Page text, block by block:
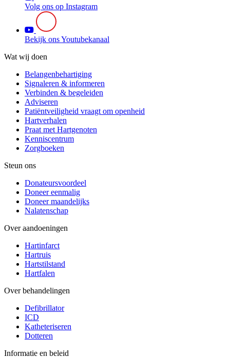
Volg ons op Instagram
Bekijk ons Youtubekanaal
Wat wij doen
Belangenbehartiging
Signaleren & informeren
Verbinden & begeleiden
Adviseren
Patiëntveiligheid vraagt om openheid
Hartverhalen
Praat met Hartgenoten
Kenniscentrum
Zorgboeken
Steun ons
Donateursvoordeel
Doneer eenmalig
Doneer maandelijks
Nalatenschap
Over aandoeningen
Hartinfarct
Hartruis
Hartstilstand
Hartfalen
Over behandelingen
Defibrillator
ICD
Katheteriseren
Dotteren
Informatie en beleid